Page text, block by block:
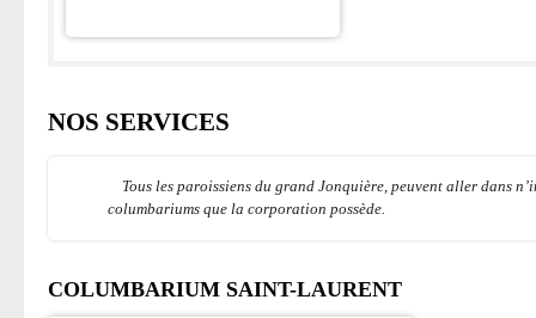
NOS SERVICES
Tous les paroissiens du grand Jonquière, peuvent aller dans
columbariums que la corporation possède.
COLUMBARIUM SAINT-LAURENT